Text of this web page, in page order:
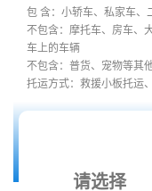
包 含：小轿车、私家车、
不包含：摩托车、房车、
车上的车辆
不包含：普货、宠物等其
托运方式：救援小板托运